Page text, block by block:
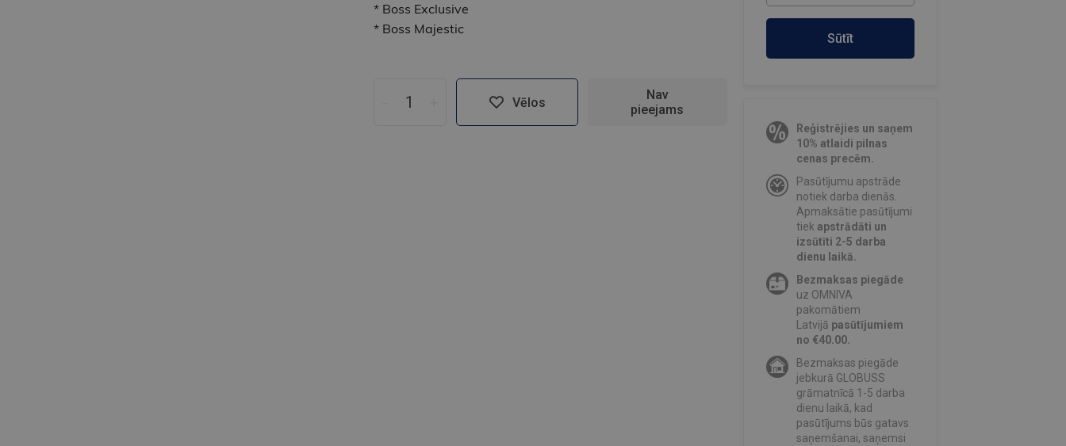
* Boss Exclusive
* Boss Majestic
Vēlos
Nav
pieejams
Sūtīt
Reģistrējies un saņem
10% atlaidi pilnas
cenas precēm.
Pasūtījumu apstrāde
notiek darba dienās.
Apmaksātie pasūtījumi
tiekapstrādāti un
izsūtīti 2-5 darba
dienu laikā.
Bezmaksas piegāde
uz OMNIVA
pakomātiem
Latvijā pasūtījumiem
no €40.00.
Bezmaksas piegāde
jebkurā GLOBUSS
grāmatnīcā 1-5 darba
dienu laikā, kad
pasūtījums būs gatavs
saņemšanai, saņemsi